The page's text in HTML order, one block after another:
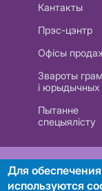
Кантакты
Прэс-цэнтр
Офісы
Звароты
і юрыдычных
Пытанне
спецыялісту
РУП
Для
используются